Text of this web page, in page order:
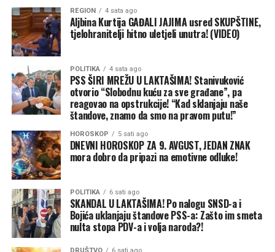
Međutim, Stanivuković naglašava da ga takvi potezi ne
mogu zaustaviti:
“To nas ne uznemirava, to
nas me motiviše. Kada
REGION 4 sata ago
Aljbina Kurtija GAĐALI JAJIMA usred SKUPŠTINE,
tjelohranitelji hitno uletjeli unutra! (VIDEO)
POLITIKA 4 sata ago
PSS ŠIRI MREŽU U LAKTAŠIMA! Stanivuković
otvorio “Slobodnu kuću za sve građane”, pa
reagovao na opstrukcije! “Kad sklanjaju naše
štandove, znamo da smo na pravom putu!”
HOROSKOP 5 sati ago
DNEVNI HOROSKOP ZA 9. AVGUST, JEDAN ZNAK
mora dobro da pripazi na emotivne odluke!
POLITIKA 6 sati ago
SKANDAL U LAKTAŠIMA! Po nalogu SNSD-a i
Bojića uklanjaju štandove PSS-a: Zašto im smeta
nulta stopa PDV-a i volja naroda?!